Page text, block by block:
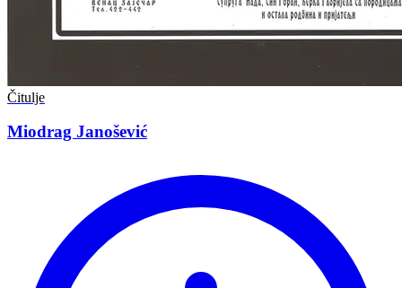
Čitulje
Miodrag Janošević